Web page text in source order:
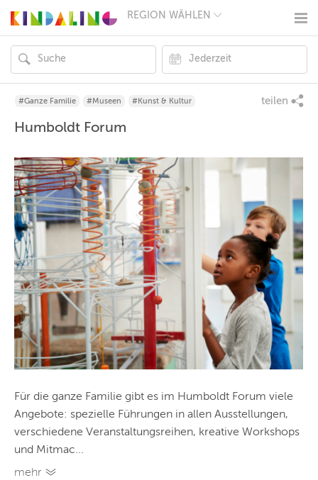
REGION WÄHLEN
MÜNCHEN
HAMBURG
FRANKFURT
KÖLN
DÜSSELDORF
DRESDEN
NÜRNBERG
WIEN
ZÜRICH
ANDERE
REGIONEN
#Ganze Familie #Museen #Kunst & Kultur teilen
Humboldt Forum
Für die ganze Familie gibt es im Humboldt Forum viele
Angebote: spezielle Führungen in allen Ausstellungen,
verschiedene Veranstaltungsreihen, kreative Workshops
und Mitmac...
mehr